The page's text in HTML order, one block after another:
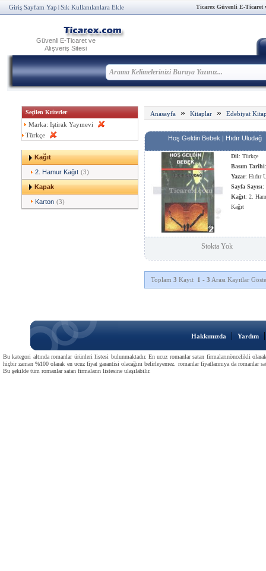
Giriş Sayfam Yap Sık Kullanılanlara Ekle Ticarex Güvenli E-Ticaret
Güvenli E-Ticaret ve
Alışveriş Sitesi
Seçilen Kriterler
Marka: İştirak Yayınevi
Türkçe
Kağıt
2. Hamur Kağıt (3)
Kapak
Karton (3)
Anasayfa » Kitaplar » Edebiyat
Hoş Geldin Bebek | Hıdır Uludağ
Dil: Türkçe
Basım Tarihi
Yazar: Hıdır
Sayfa Sayısı:
Kağıt: 2.
Kağıt
Stokta Yok
Toplam 3 Kayıt 1 - 3 Arası Kayıtlar
Hakkımızda | Yardım
Bu kategori altında romanlar ürünleri listesi bulunmaktadır. En ucuz romanlar satan firmalarınöncelikli
hiçbir zaman %100 olarak en ucuz fiyat garantisi olacağını belirleyemez. romanlar fiyatlarınıya da
Bu şekilde tüm romanlar satan firmaların listesine ulaşılabilir.